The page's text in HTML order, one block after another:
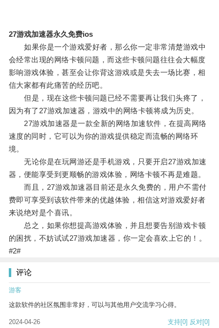
27游戏加速器永久免费ios
如果你是一个游戏爱好者，那么你一定非常清楚游戏中
会经常出现的网络卡顿问题，而这些卡顿问题往往会大幅度
影响游戏体验，甚至会让你背这游戏或是失去一场比赛，相
信大家都有此痛苦的经历吧。
但是，现在这些卡顿问题已经不需要再让我们头疼了，
因为有了27游戏加速器，游戏中的网络卡顿将成为历史。
27游戏加速器是一款全新的网络加速软件，在提高网络
速度的同时，它可以为你的游戏提供稳定而流畅的网络环
境。
无论你是在玩网游还是手机游戏，只要开启27游戏加速
器，便能享受到更顺畅的游戏体验，网络卡顿不再是难题。
而且，27游戏加速器目前还是永久免费的，用户不需付
费即可享受到该软件带来的优越体验，相信这对游戏爱好者
来说绝对是个喜讯。
总之，如果你想提高游戏体验，并且想要告别游戏卡顿
的困扰，不妨试试27游戏加速器，你一定会喜欢上它的！。
#2#
评论
游客
这款软件的社区氛围非常好，可以与其他用户交流学习心得。
2024-04-26 支持[0] 反对[0]